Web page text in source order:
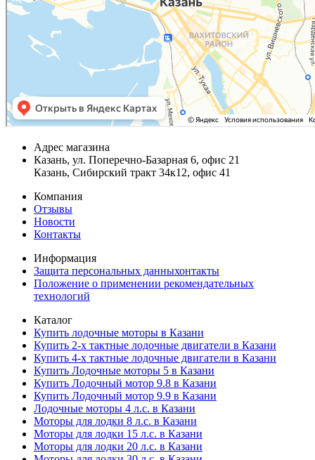
Адрес магазина
Казань, ул. Поперечно-Базарная 6, офис 21
Казань, Сибирский тракт 34к12, офис 41
Компания
Отзывы
Новости
Контакты
Информация
Защита персональных данныхонтакты
Положение о применении рекомендательных
технологий
Каталог
Купить лодочные моторы в Казани
Купить 2-х тактные лодочные двигатели в Казани
Купить 4-х тактные лодочные двигатели в Казани
Купить Лодочные моторы 5 в Казани
Купить Лодочный мотор 9.8 в Казани
Купить Лодочный мотор 9.9 в Казани
Лодочные моторы 4 л.с. в Казани
Моторы для лодки 8 л.с. в Казани
Моторы для лодки 15 л.с. в Казани
Моторы для лодки 20 л.с. в Казани